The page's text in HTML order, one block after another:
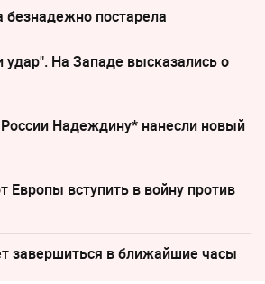
безнадежно постарела
удар". На Западе высказались о
Надеждину* нанесли новый
Европы вступить в войну против
завершиться в ближайшие часы